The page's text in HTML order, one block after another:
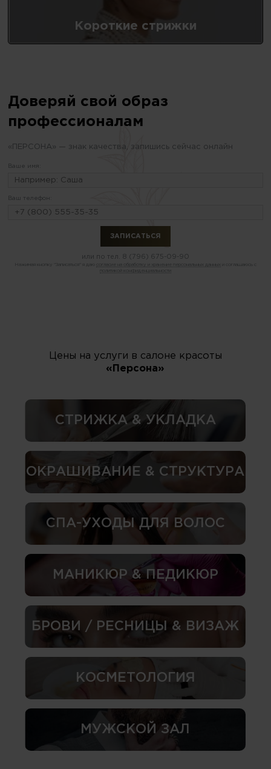
Короткие стрижки
Доверяй свой образ
профессионалам
«ПЕРСОНА» — знак качества, запишись сейчас онлайн
Ваше имя:
Ваш телефон:
или по тел. 8 (796) 675-09-90
Нажимая кнопку "Записаться" я даю согласие на обработку и хранение персональных данных
политикой конфиденциальности
Цены на услуги в салоне красоты
«Персона»
СТРИЖКА & УКЛАДКА
ОКРАШИВАНИЕ & СТРУКТУРА
СПА-УХОДЫ ДЛЯ ВОЛОС
МАНИКЮР & ПЕДИКЮР
БРОВИ / РЕСНИЦЫ & ВИЗАЖ
КОСМЕТОЛОГИЯ
МУЖСКОЙ ЗАЛ